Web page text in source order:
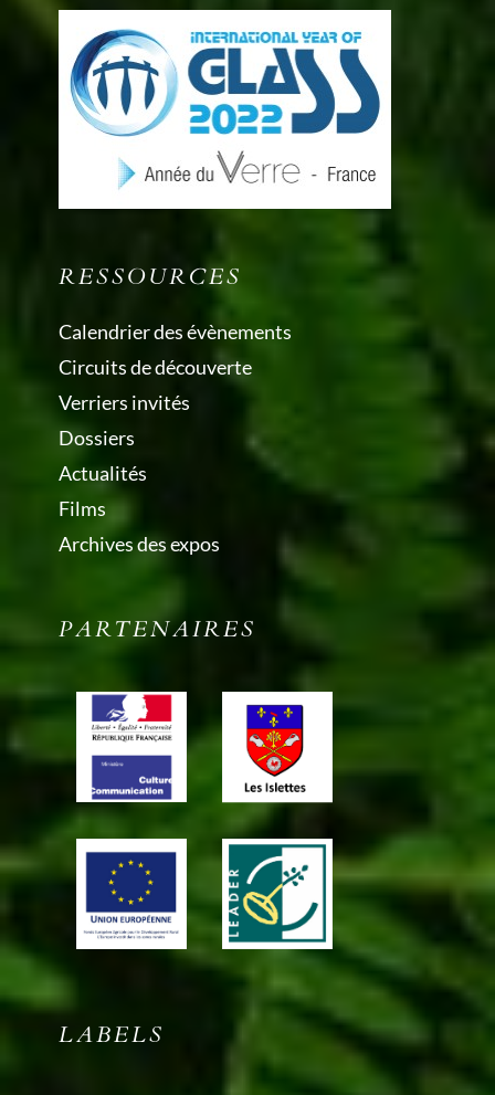
RESSOURCES
Calendrier des évènements
Circuits de découverte
Verriers invités
Dossiers
Actualités
Films
Archives des expos
PARTENAIRES
LABELS